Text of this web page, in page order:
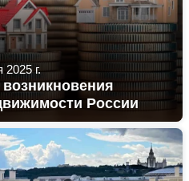
г.
России